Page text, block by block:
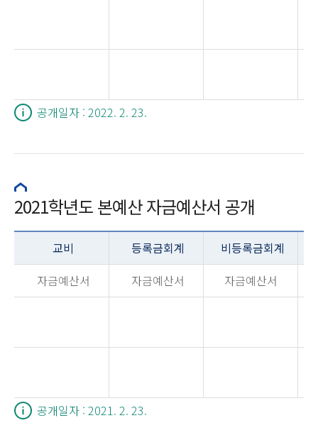
공개일자 : 2022. 2. 23.
2021학년도 본예산 자금예산서 공개
교비 등록금회계
비등록금회계
자금예산서
자금예산서 자금예산서
공개일자 : 2021. 2. 23.